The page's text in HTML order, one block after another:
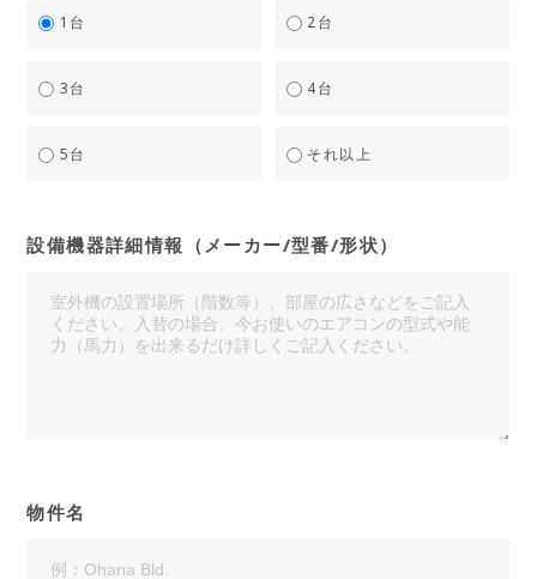
1台 2台
3台 4台
5台 それ以上
設備機器詳細情報（メーカー/型番/形状）
物件名